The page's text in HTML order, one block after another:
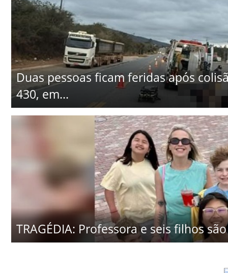
Duas pessoas ficam feridas após
430, em...
TRAGÉDIA: Professora e seis filhos